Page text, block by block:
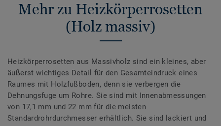
Mehr zu Heizkörperrosetten
(Holz massiv)
Heizkörperrosetten aus Massivholz sind ein kleines, aber
äußerst wichtiges Detail für den Gesamteindruck eines
Raumes mit Holzfußboden, denn sie verbergen die
Dehnungsfuge um Rohre. Sie sind mit Innenabmessungen
von 17,1 mm und 22 mm für die meisten
Standardrohrdurchmesser erhältlich. Sie sind lackiert und